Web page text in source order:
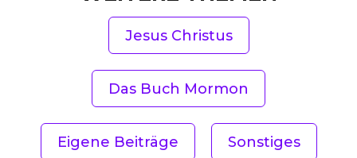
Jesus Christus
Das Buch Mormon
Eigene Beiträge Sonstiges